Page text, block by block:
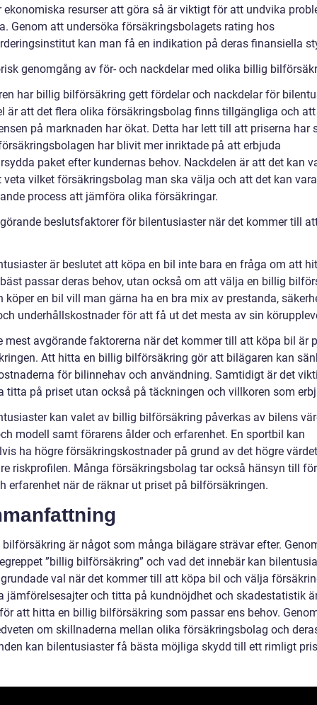
ekonomiska resurser att göra så är viktigt för att undvika
Genom att undersöka försäkringsbolagets rating hos
kan man få en indikation på deras finansiella
genomgång av för- och nackdelar med olika billig
har billig bilförsäkring gett fördelar och nackdelar för
är att det flera olika försäkringsbolag finns tillgängliga och att
på marknaden har ökat. Detta har lett till att priserna har
har blivit mer inriktade på att erbjuda
paket efter kundernas behov. Nackdelen är att det kan
veta vilket försäkringsbolag man ska välja och att det kan
process att jämföra olika försäkringar.
beslutsfaktorer för bilentusiaster när det kommer till
är beslutet att köpa en bil inte bara en fråga om att
passar deras behov, utan också om att välja en billig
köper en bil vill man gärna ha en bra mix av prestanda,
underhållskostnader för att få ut det mesta av sin
mest avgörande faktorerna när det kommer till att köpa bil är
Att hitta en billig bilförsäkring gör att bilägaren kan
för bilinnehav och användning. Samtidigt är det
titta på priset utan också på täckningen och villkoren som
kan valet av billig bilförsäkring påverkas av bilens
modell samt förarens ålder och erfarenhet. En sportbil kan
ha högre försäkringskostnader på grund av det högre
riskprofilen. Många försäkringsbolag tar också hänsyn till
erfarenhet när de räknar ut priset på bilförsäkringen.
bilförsäkring är något som många bilägare strävar efter.
”billig bilförsäkring” och vad det innebär kan
val när det kommer till att köpa bil och välja
jämförelsesajter och titta på kundnöjdhet och skadestatistik
att hitta en billig bilförsäkring som passar ens behov.
om skillnaderna mellan olika försäkringsbolag och
kan bilentusiaster få bästa möjliga skydd till ett rimligt